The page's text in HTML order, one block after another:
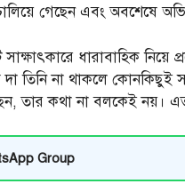
গেছেন এবং অবশেষে
ধারাবাহিক নিয়ে
দা তিনি না থাকলে কোনকিছুই
তার কথা না বলকেই নয়।
Group